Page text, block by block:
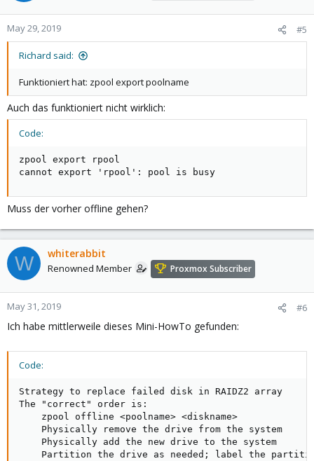
May 29, 2019 #5
Richard said:
Funktioniert hat: zpool export poolname
Auch das funktioniert nicht wirklich:
Code:
zpool export rpool
cannot export 'rpool': pool is busy
Muss der vorher offline gehen?
W whiterabbit
Renowned Member Proxmox Subscriber
May 31, 2019 #6
Ich habe mittlerweile dieses Mini-HowTo gefunden:
Code:
Strategy to replace failed disk in RAIDZ2 array
The "correct" order is:
    zpool offline <poolname> <diskname>
    Physically remove the drive from the system
    Physically add the new drive to the system
Partition the drive as needed; label the